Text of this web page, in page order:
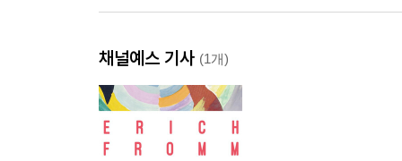
채널예스 기사 (1개)